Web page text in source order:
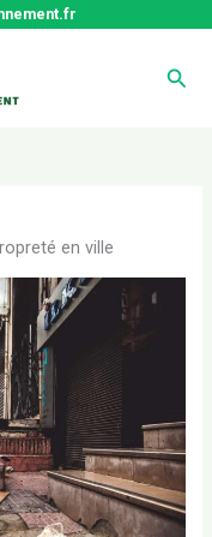
en ville